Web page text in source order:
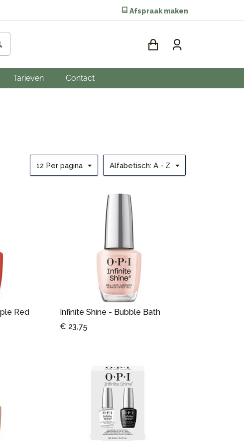
Afspraak maken
Tarieven Contact
Alfabetisch: A - Z
12 Per pagina
Red
Infinite Shine - Bubble Bath
€ 23,75